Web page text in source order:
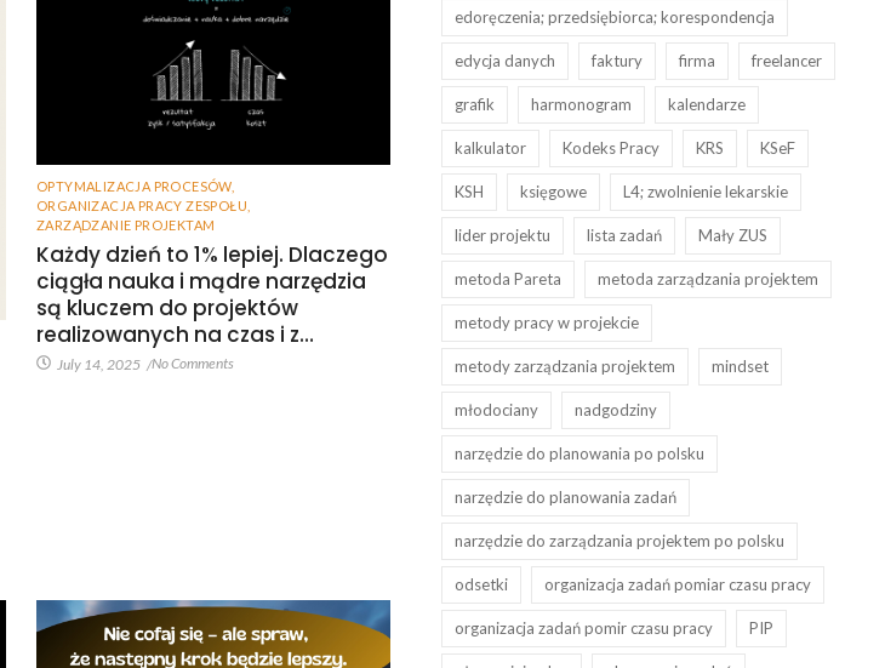
OPTYMALIZACJA PROCESÓW,
ORGANIZACJA PRACY ZESPOŁU
ZARZĄDZANIE PROJEKTAM
Każdy dzień to 1% lepiej. Dlaczego
ciągła nauka i mądre narzędzia
są kluczem do projektów
realizowanych na czas i z…
July 14, 2025 /No Comments
edoręczenia; przedsiębiorca; korespondencja
edycja danych faktury firma freelancer
grafik harmonogram kalendarze
kalkulator Kodeks Pracy KRS KSeF
KSH księgowe L4; zwolnienie lekarskie
lider projektu lista zadań Mały ZUS
metoda Pareta metoda zarządzania projektem
metody pracy w projekcie
metody zarządzania projektem mindset
młodociany nadgodziny
narzędzie do planowania po polsku
narzędzie do planowania zadań
narzędzie do zarządzania projektem po polsku
odsetki organizacja zadań pomiar czasu pracy
organizacja zadań pomir czasu pracy PIP